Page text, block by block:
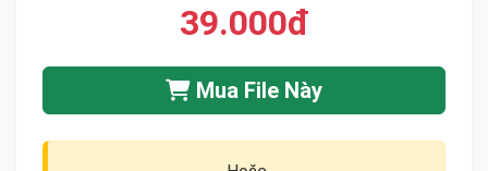
39.000đ
Mua File Này